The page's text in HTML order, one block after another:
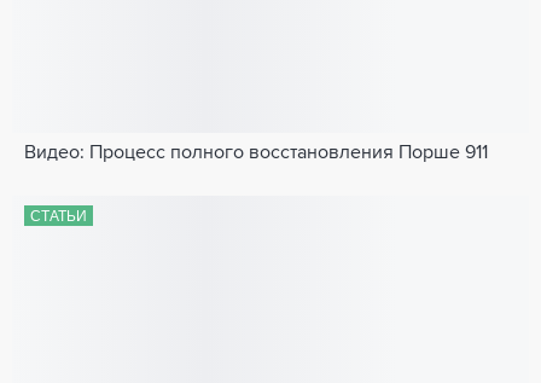
Видео: Процесс полного восстановления Порше 911
СТАТЬИ